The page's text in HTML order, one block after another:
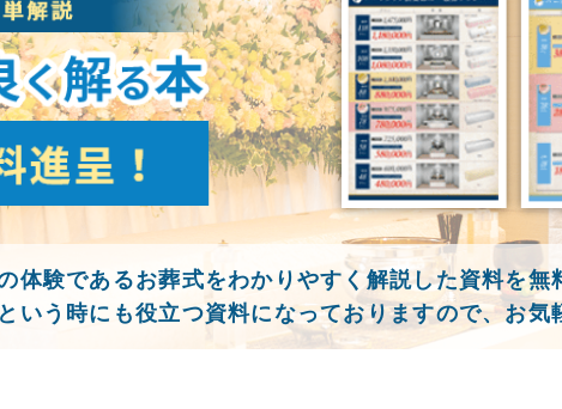
体験であるお葬式をわかりやすく解説した資料を無
いう時にも役立つ資料になっておりますので、お気